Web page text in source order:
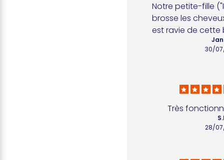
Notre petite-fille
brosse les
est ravie de cette
30/
Très
28/